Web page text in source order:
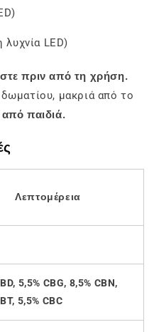
λυχνία LED)
πριν από τη χρήση.
μακριά από το
παιδιά.
Λεπτομέρεια
5,5% CBG, 8,5% CBN,
5,5% CBC